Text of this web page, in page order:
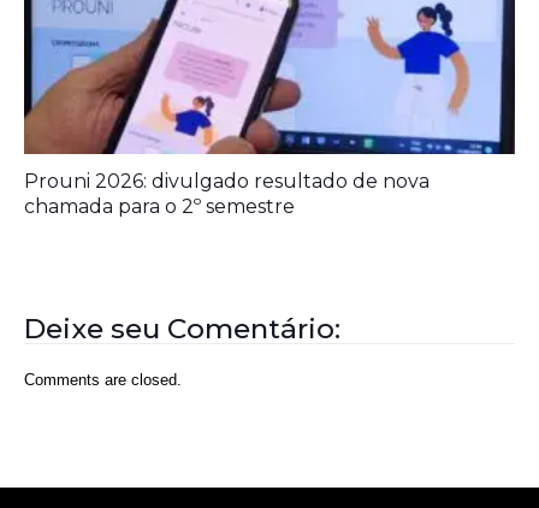
Ideb mostra avanço da educação básica no país